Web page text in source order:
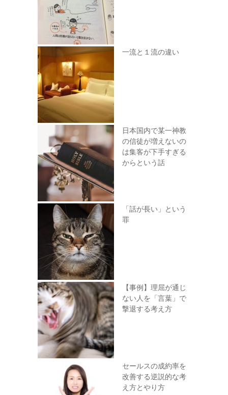
一流と１流の違い
日本国内で某一神教
の信徒が増えないの
は集客が下手すぎる
からという話
「話が長い」という
罪
【事例】理屈が通じ
ない人を「言葉」で
撃退する考え方
セールスの成約率を
改善する逆説的な考
え方とやり方